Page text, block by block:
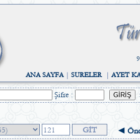
ANA SAYFA| SURELER| AYET
Şifre :
◄